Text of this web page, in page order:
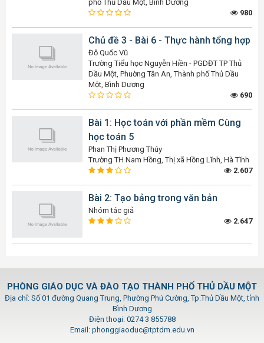
phố Thủ Dầu Một, Bình Dương
980
Chủ đề 3 - Bài 6 - Thực hành tổng hợp
Đỗ Quốc Vũ
Trường Tiểu học Nguyễn Hiền - PGDĐT TP Thủ
Dầu Một, Phuờng Tân An, Thành phố Thủ Dầu
Một, Bình Dương
690
Bài 1: Học toán với phần mềm Cùng
học toán 5
Phan Thị Phương Thúy
Trường TH Nam Hồng, Thị xã Hồng Lĩnh, Hà Tĩnh
2.607
Bài 2: Tạo bảng trong văn bản
Nhóm tác giả
2.647
PHÒNG GIÁO DỤC VÀ ĐÀO TẠO THÀNH PHỐ THỦ DẦU MỘT
Địa chỉ: Số 01 đường Quang Trung, Phường Phú Cường, Tp.Thủ Dầu Một, tỉnh
Bình Dương
Điện thoại: 0274 3 855788
Email: phonggiaoduc@tptdm.edu.vn